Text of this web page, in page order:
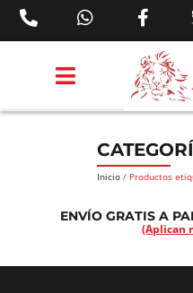
Inicio / Productos
ENVÍO GRATIS A
(Aplican